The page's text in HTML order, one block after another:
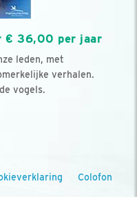
€ 36,00 per jaar
leden, met
verhalen.
vogels.
Colofon